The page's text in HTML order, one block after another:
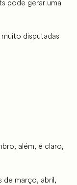
pode gerar uma
disputadas
além, é claro,
de março, abril,